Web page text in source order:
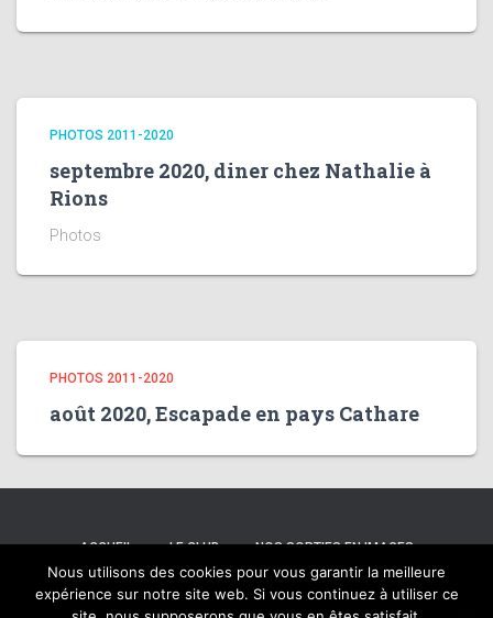
PHOTOS 2011-2020
septembre 2020, diner chez Nathalie à
Rions
Photos
PHOTOS 2011-2020
août 2020, Escapade en pays Cathare
ACCUEIL LE CLUB NOS SORTIES EN IMAGES
CONTACT PAGES ADHÉRENTS
Nous utilisons des cookies pour vous garantir la meilleure
expérience sur notre site web. Si vous continuez à utiliser ce